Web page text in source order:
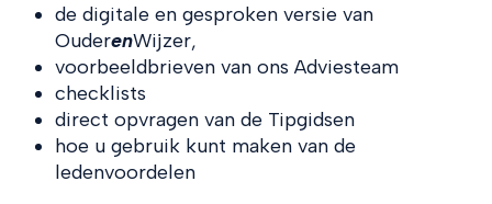
de digitale en gesproken versie van
OuderenWijzer,
voorbeeldbrieven van ons Adviesteam
checklists
direct opvragen van de Tipgidsen
hoe u gebruik kunt maken van de
ledenvoordelen